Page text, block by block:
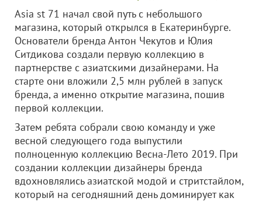
Asia st 71 начал свой путь с небольшого
магазина, который открылся в Екатеринбурге.
Основатели бренда Антон Чекутов и Юлия
Ситдикова создали первую коллекцию в
партнерстве с азиатскими дизайнерами. На
старте они вложили 2,5 млн рублей в запуск
бренда, а именно открытие магазина, пошив
первой коллекции.
Затем ребята собрали свою команду и уже
весной следующего года выпустили
полноценную коллекцию Весна-Лето 2019. При
создании коллекции дизайнеры бренда
вдохновлялись азиатской модой и стритстайлом,
который на сегодняшний день доминирует как